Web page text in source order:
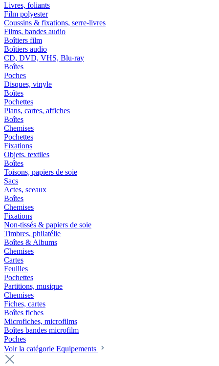
Livres, foliants
Film polyester
Coussins & fixations, serre-livres
Films, bandes audio
Boîtiers film
Boîtiers audio
CD, DVD, VHS, Blu-ray
Boîtes
Poches
Disques, vinyle
Boîtes
Pochettes
Plans, cartes, affiches
Boîtes
Chemises
Pochettes
Fixations
Objets, textiles
Boîtes
Toisons, papiers de soie
Sacs
Actes, sceaux
Boîtes
Chemises
Fixations
Non-tissés & papiers de soie
Timbres, philatélie
Boîtes & Albums
Chemises
Cartes
Feuilles
Pochettes
Partitions, musique
Chemises
Fiches, cartes
Boîtes fiches
Microfiches, microfilms
Boîtes bandes microfilm
Poches
Voir la catégorie Equipements